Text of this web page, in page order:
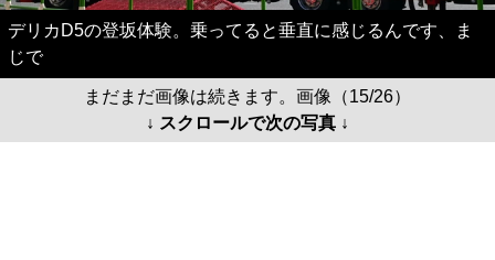
デリカD5の登坂体験。乗ってると垂直に感じるんです、ま
じで
まだまだ画像は続きます。画像（15/26）
↓ スクロールで次の写真 ↓